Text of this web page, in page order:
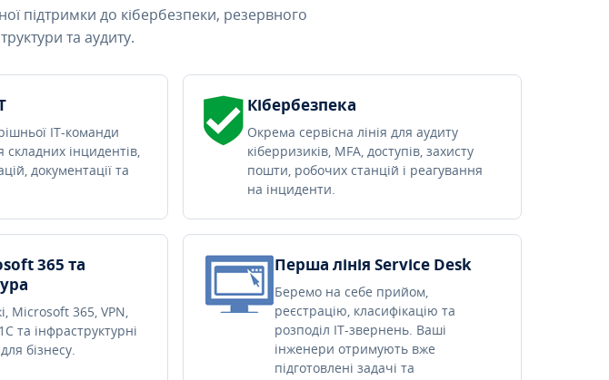
підтримки до кібербезпеки, резервного
та аудиту.
IT-команди
інцидентів,
документації та
Кібербезпека
Окрема сервісна лінія для аудиту
кіберризиків, MFA, доступів, захисту
пошти, робочих станцій і реагування
на інциденти.
365 та
Microsoft 365, VPN,
та інфраструктурні
бізнесу.
Перша лінія Service Desk
Беремо на себе прийом,
реєстрацію, класифікацію та
розподіл IT-звернень. Ваші
інженери отримують вже
підготовлені задачі та